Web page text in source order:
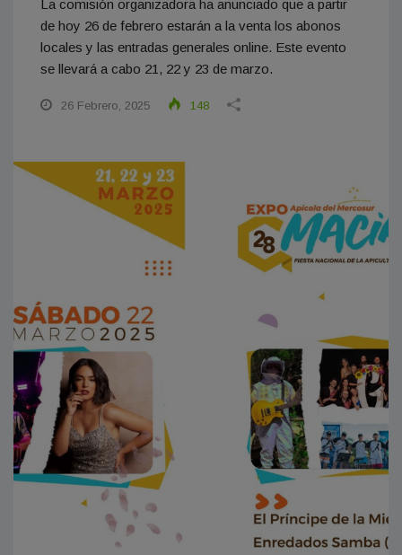
La comisión organizadora ha anunciado que a partir
de hoy 26 de febrero estarán a la venta los abonos
locales y las entradas generales online. Este evento
se llevará a cabo 21, 22 y 23 de marzo.
26 Febrero, 2025 148